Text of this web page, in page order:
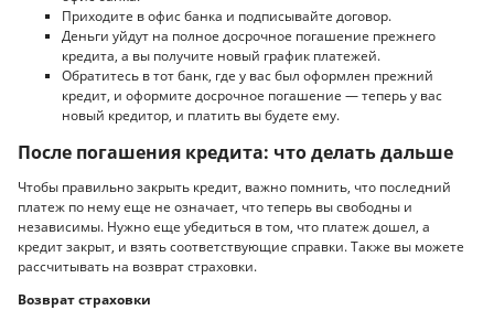
Приходите в офис банка и подписывайте договор.
Деньги уйдут на полное досрочное погашение прежнего
кредита, а вы получите новый график платежей.
Обратитесь в тот банк, где у вас был оформлен прежний
кредит, и оформите досрочное погашение — теперь у вас
новый кредитор, и платить вы будете ему.
После погашения кредита: что делать дальше
Чтобы правильно закрыть кредит, важно помнить, что последний
платеж по нему еще не означает, что теперь вы свободны и
независимы. Нужно еще убедиться в том, что платеж дошел, а
кредит закрыт, и взять соответствующие справки. Также вы можете
рассчитывать на возврат страховки.
Возврат страховки